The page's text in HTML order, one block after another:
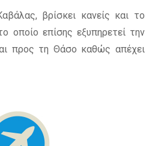
βρίσκει κανείς και το
οποίο επίσης εξυπηρετεί την
προς τη Θάσο καθώς απέχει